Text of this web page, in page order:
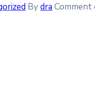
BydraComment